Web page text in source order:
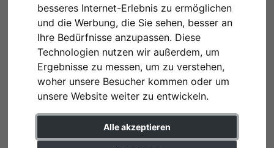
besseres Internet-Erlebnis zu ermöglichen
und die Werbung, die Sie sehen, besser an
Ihre Bedürfnisse anzupassen. Diese
Technologien nutzen wir außerdem, um
Ergebnisse zu messen, um zu verstehen,
woher unsere Besucher kommen oder um
unsere Website weiter zu entwickeln.
Alle akzeptieren
Zurück